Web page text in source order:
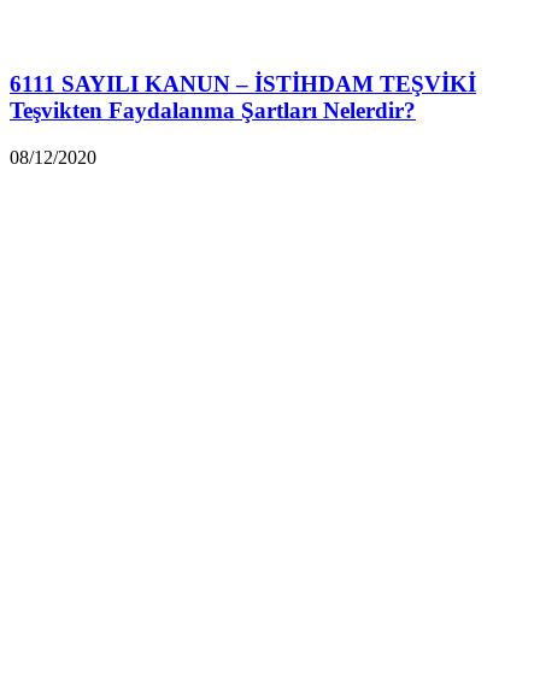
6111 SAYILI KANUN – İSTİHDAM TEŞVİKİ
Teşvikten Faydalanma Şartları Nelerdir?
08/12/2020